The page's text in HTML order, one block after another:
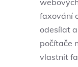
faxování
odesílat
počítače
vlastnit